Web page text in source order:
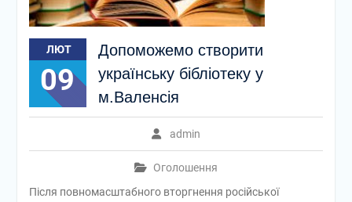
ЛЮТ
09
Допоможемо створити
українську бібліотеку у
м.Валенсія
admin
Оголошення
Після повномасштабного вторгнення російської